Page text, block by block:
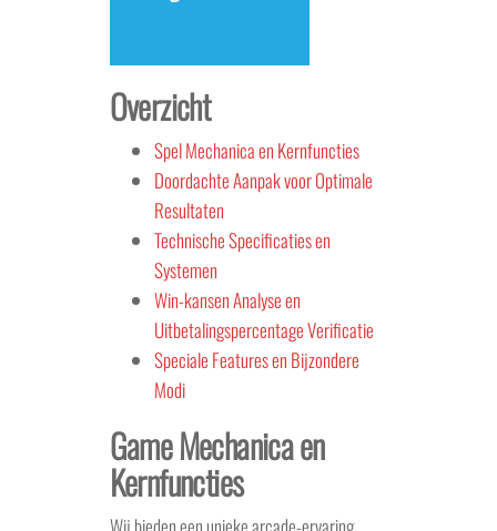
Overzicht
Spel Mechanica en Kernfuncties
Doordachte Aanpak voor Optimale
Resultaten
Technische Specificaties en
Systemen
Win-kansen Analyse en
Uitbetalingspercentage Verificatie
Speciale Features en Bijzondere
Modi
Game Mechanica en
Kernfuncties